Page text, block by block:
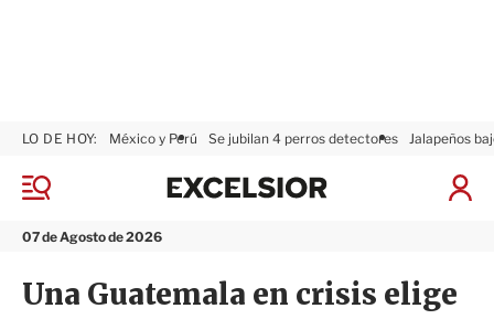
M
n
07 de Agosto de 2026
LO DE HOY: México y Perú Se jubilan 4 perros detectores Jalapeños
I
x
s
i
Una Guatemala en crisis elige